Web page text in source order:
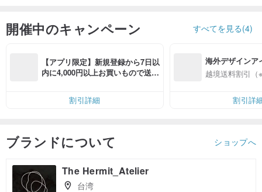
開催中のキャンペーン すべてを見る(4)
【アプリ限定】新規登録から7日以
内に4,000円以上お買いもので送料
割引詳細
海外デザインア
入
越境送料割引（
割引詳
ブランドについて ショップへ
The Hermit_Atelier
台湾